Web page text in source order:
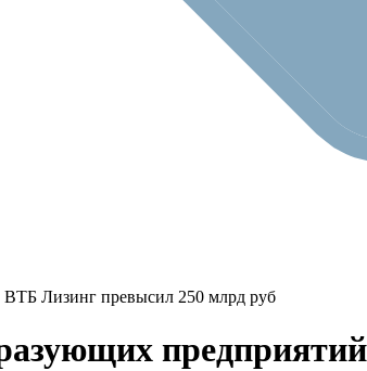
Лизинг превысил 250 млрд руб